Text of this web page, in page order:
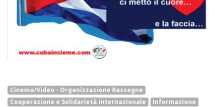
Cinema/Video - Organizzazione Rassegne
Cooperazione e Solidarietà internazionale
Informazione